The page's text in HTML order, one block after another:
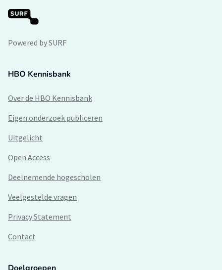
Powered by SURF
HBO Kennisbank
Over de HBO Kennisbank
Eigen onderzoek publiceren
Uitgelicht
Open Access
Deelnemende hogescholen
Veelgestelde vragen
Privacy Statement
Contact